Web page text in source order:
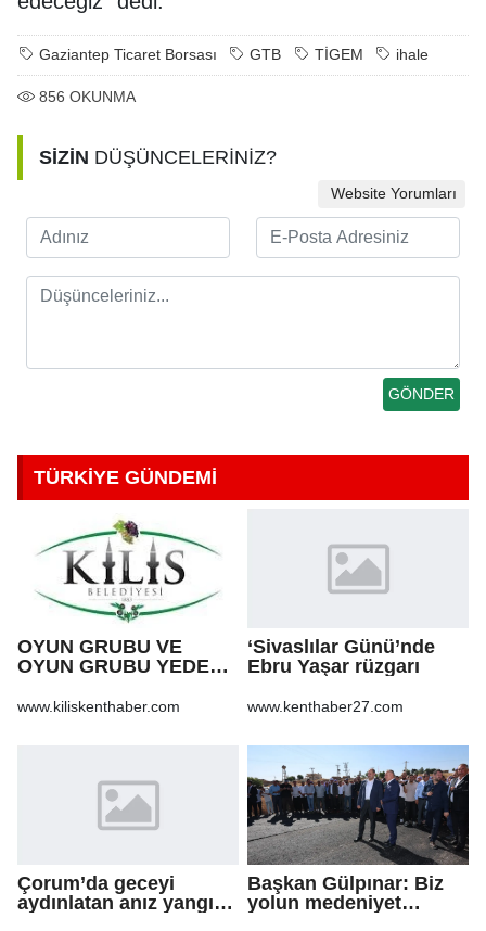
Gaziantep Ticaret Borsası GTB TİGEM ihale
856 OKUNMA
SİZİN DÜŞÜNCELERİNİZ?
Website Yorumları
TÜRKİYE GÜNDEMİ
OYUN GRUBU VE
OYUN GRUBU YEDEK
www.kiliskenthaber.com
‘Sivaslılar Günü’nde
Ebru Yaşar rüzgarı
www.kenthaber27.com
Çorum’da geceyi
aydınlatan anız yangını
Başkan Gülpınar: Biz
yolun medeniyet